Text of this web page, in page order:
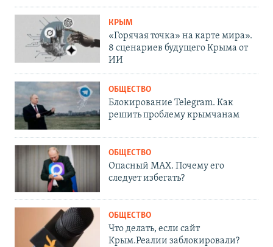
КРЫМ
«Горячая точка» на карте мира».
8 сценариев будущего Крыма от
ИИ
ОБЩЕСТВО
Блокирование Telegram. Как
решить проблему крымчанам
ОБЩЕСТВО
Опасный MAX. Почему его
следует избегать?
ОБЩЕСТВО
Что делать, если сайт
Крым.Реалии заблокировали?